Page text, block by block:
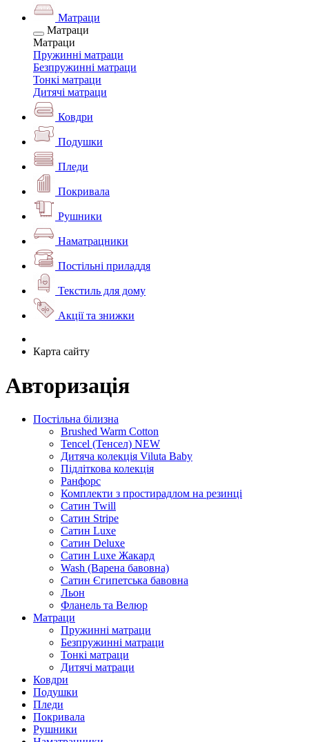
Матраци
Матраци
Матраци
Пружинні матраци
Безпружинні матраци
Тонкі матраци
Дитячі матраци
Ковдри
Подушки
Пледи
Покривала
Рушники
Наматрацники
Постільні приладдя
Текстиль для дому
Акції та знижки
Карта сайту
Авторизація
Постільна білизна
Brushed Warm Cotton
Tencel (Тенсел) NEW
Дитяча колекція Viluta Baby
Підліткова колекція
Ранфорс
Комплекти з простирадлом на резинці
Сатин Twill
Сатин Stripe
Сатин Luxe
Сатин Deluxe
Сатин Luxe Жакард
Wash (Варена бавовна)
Сатин Єгипетська бавовна
Льон
Фланель та Велюр
Матраци
Пружинні матраци
Безпружинні матраци
Тонкі матраци
Дитячі матраци
Ковдри
Подушки
Пледи
Покривала
Рушники